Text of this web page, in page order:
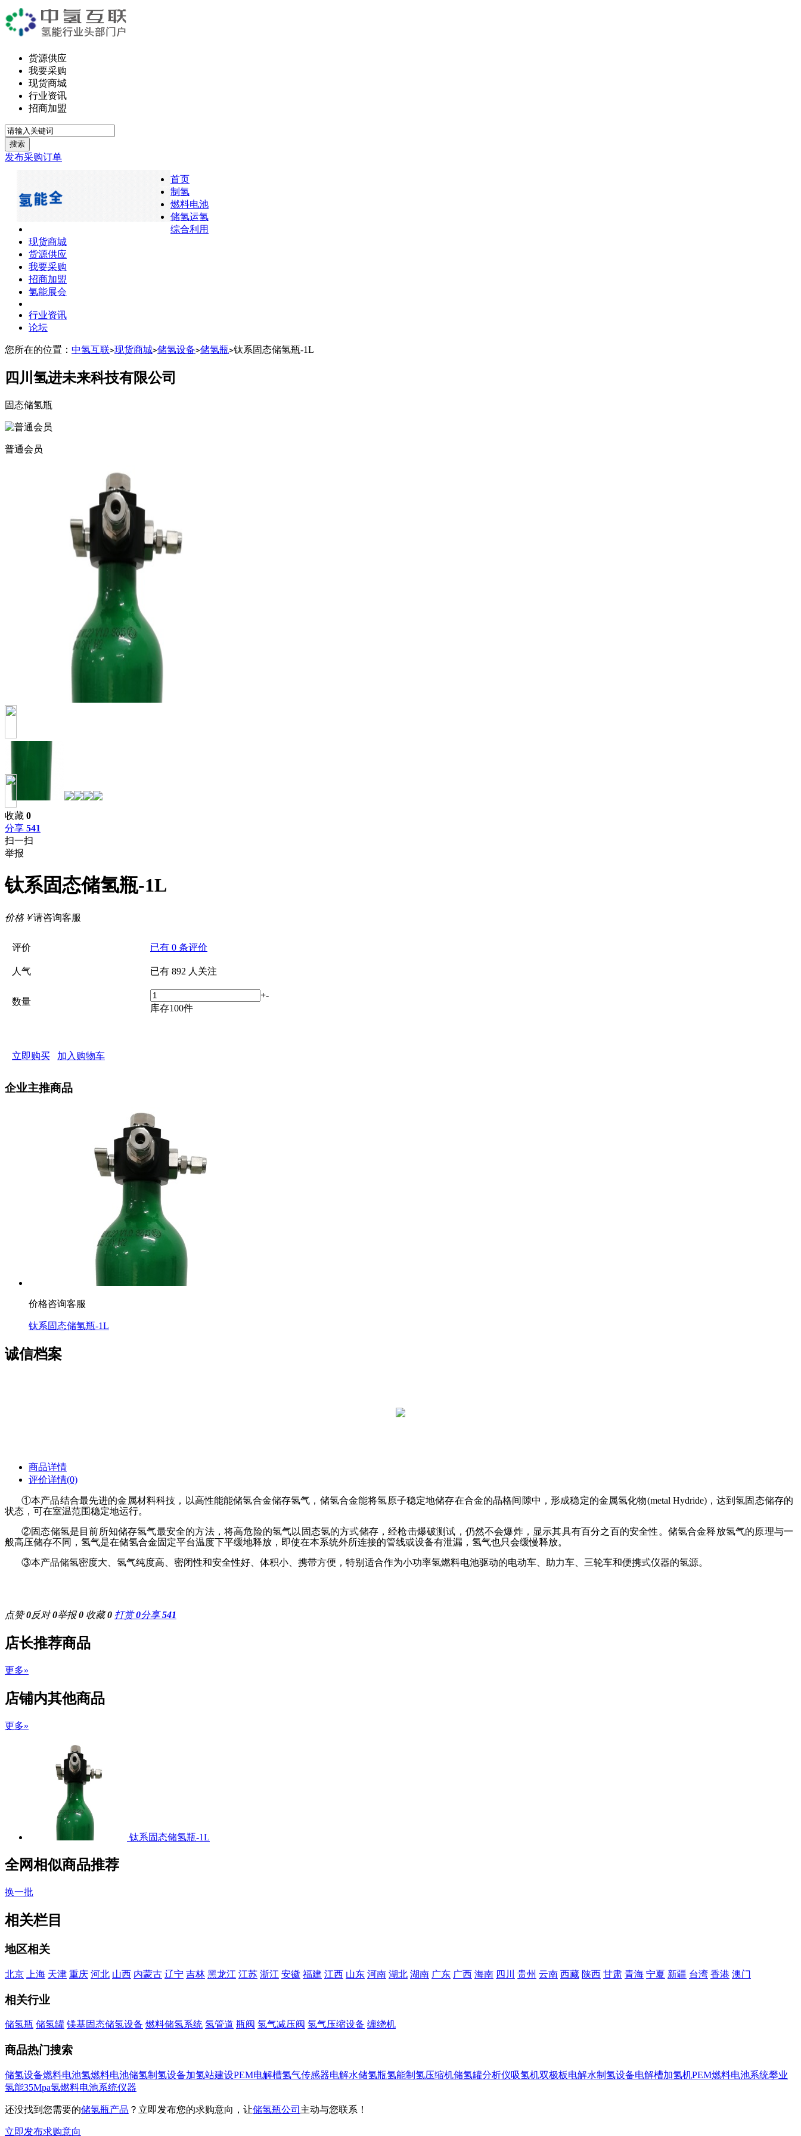
货源供应
我要采购
现货商城
行业资讯
招商加盟
搜索
发布采购订单
首页
制氢
燃料电池
储氢运氢
综合利用
现货商城
货源供应
我要采购
招商加盟
氢能展会
行业资讯
论坛
您所在的位置： 中氢互联>现货商城>储氢设备>储氢瓶>钛系固态储氢瓶-1L
四川氢进未来科技有限公司
固态储氢瓶
普通会员
收藏 0
分享 541
扫一扫
举报
钛系固态储氢瓶-1L
价格￥请咨询客服
评价 已有 0 条评价
人气 已有 892 人关注
数量
+-
库存100件
立即购买 加入购物车
企业主推商品
价格咨询客服
钛系固态储氢瓶-1L
诚信档案
商品详情
评价详情(0)
①本产品结合最先进的金属材料科技，以高性能能储氢合金储存氢气，储氢合金能将氢原子稳定地储存在合金的晶格间隙中，形成稳定的金属氢化物(metal Hydride)，达到氢固态储存的
状态，可在室温范围稳定地运行。
②固态储氢是目前所知储存氢气最安全的方法，将高危险的氢气以固态氢的方式储存，经枪击爆破测试，仍然不会爆炸，显示其具有百分之百的安全性。储氢合金释放氢气的原理与一
般高压储存不同，氢气是在储氢合金固定平台温度下平缓地释放，即使在本系统外所连接的管线或设备有泄漏，氢气也只会缓慢释放。
③本产品储氢密度大、氢气纯度高、密闭性和安全性好、体积小、携带方便，特别适合作为小功率氢燃料电池驱动的电动车、助力车、三轮车和便携式仪器的氢源。
点赞0反对0举报0 收藏0 打赏0分享541
店长推荐商品
更多»
店铺内其他商品
更多»
钛系固态储氢瓶-1L
全网相似商品推荐
换一批
相关栏目
地区相关
北京 上海 天津 重庆 河北 山西 内蒙古 辽宁 吉林 黑龙江 江苏 浙江 安徽 福建 江西 山东 河南 湖北 湖南 广东 广西 海南 四川 贵州 云南 西藏 陕西 甘肃 青海 宁夏 新疆 台湾 香港 澳门
相关行业
储氢瓶 储氢罐 镁基固态储氢设备 燃料储氢系统 氢管道 瓶阀 氢气减压阀 氢气压缩设备 缠绕机
商品热门搜索
储氢设备燃料电池氢燃料电池储氢制氢设备加氢站建设PEM电解槽氢气传感器电解水储氢瓶氢能制氢压缩机储氢罐分析仪吸氢机双极板电解水制氢设备电解槽加氢机PEM燃料电池系统攀业
氢能35Mpa氢燃料电池系统仪器
还没找到您需要的储氢瓶产品 ？立即发布您的求购意向，让储氢瓶公司 主动与您联系！
立即发布求购意向